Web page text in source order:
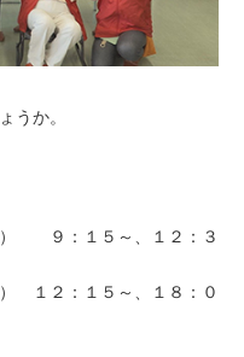
うか。
） ９：１５～、１２：３
１２：１５～、１８：０